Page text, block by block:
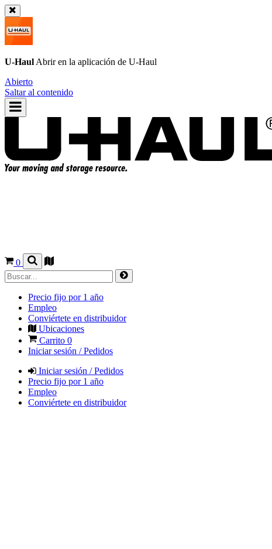
U-Haul Abrir en la aplicación de U-Haul
Abierto
Saltar al contenido
0
Precio fijo por 1 año
Empleo
Conviértete en distribuidor
Ubicaciones
Carrito 0
Iniciar sesión / Pedidos
Iniciar sesión / Pedidos
Precio fijo por 1 año
Empleo
Conviértete en distribuidor